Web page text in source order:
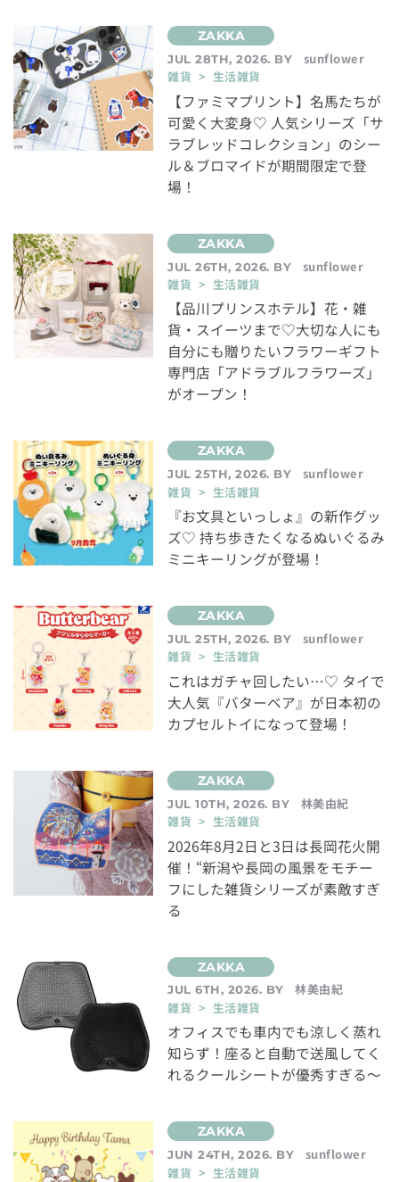
JUL 28TH, 2026. BY
sunflower
雑貨 > 生活雑貨
【ファミマプリント】名馬たちが
可愛く大変身♡ 人気シリーズ「サ
ラブレッドコレクション」のシー
ル＆ブロマイドが期間限定で登
場！
JUL 26TH, 2026. BY
sunflower
雑貨 > 生活雑貨
【品川プリンスホテル】花・雑
貨・スイーツまで♡大切な人にも
自分にも贈りたいフラワーギフト
専門店「アドラブルフラワーズ」
がオープン！
JUL 25TH, 2026. BY
sunflower
雑貨 > 生活雑貨
『お文具といっしょ』の新作グッ
ズ♡ 持ち歩きたくなるぬいぐるみ
ミニキーリングが登場！
JUL 25TH, 2026. BY
sunflower
雑貨 > 生活雑貨
これはガチャ回したい…♡ タイで
大人気『バターベア』が日本初の
カプセルトイになって登場！
JUL 10TH, 2026. BY
林美由紀
雑貨 > 生活雑貨
2026年8月2日と3日は長岡花火開
催！“新潟や長岡の風景をモチー
フにした雑貨シリーズが素敵すぎ
る
JUL 6TH, 2026. BY
林美由紀
雑貨 > 生活雑貨
オフィスでも車内でも涼しく蒸れ
知らず！座ると自動で送風してく
れるクールシートが優秀すぎる～
JUN 24TH, 2026. BY
sunflower
雑貨 > 生活雑貨